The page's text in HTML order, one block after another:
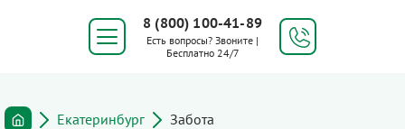
8 (800) 100-41-89
Есть вопросы? Звоните |
Бесплатно 24/7
Екатеринбург Забота